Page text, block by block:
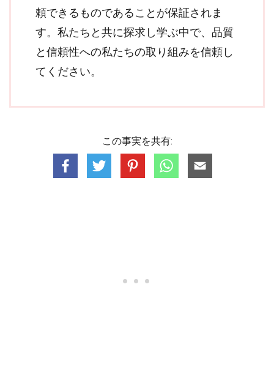
頼できるものであることが保証されま
す。私たちと共に探求し学ぶ中で、品質
と信頼性への私たちの取り組みを信頼し
てください。
この事実を共有: